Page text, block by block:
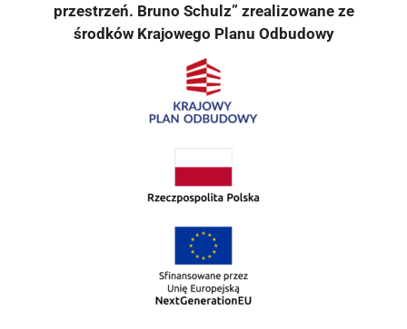
przestrzeń. Bruno Schulz” zrealizowane ze
środków Krajowego Planu Odbudowy